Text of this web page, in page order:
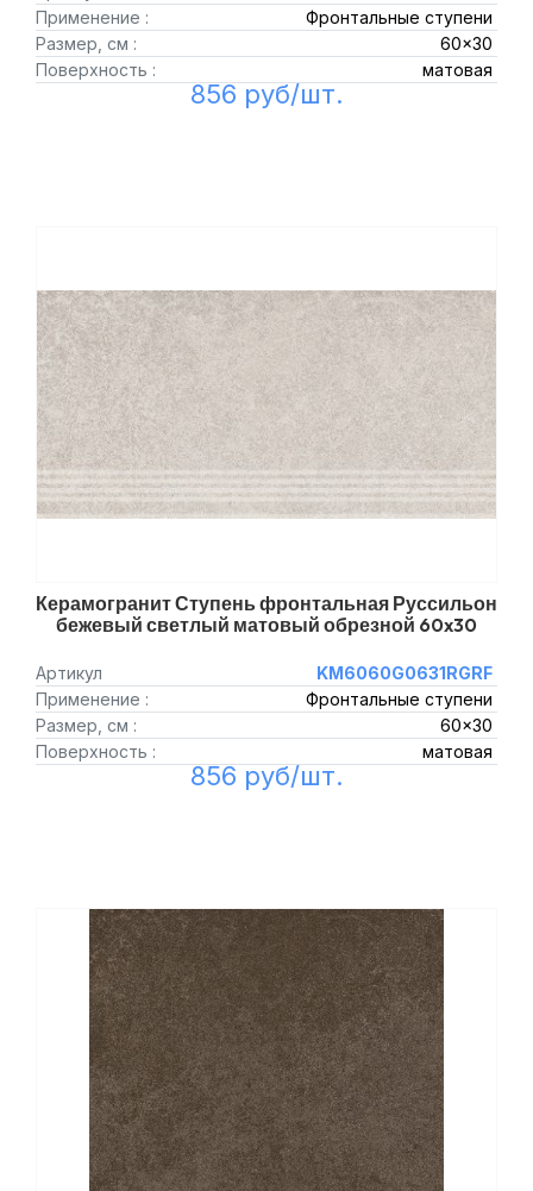
Применение :
Фронтальные ступени
Размер, см :
60x30
Поверхность :
матовая
856 руб/шт.
Керамогранит Ступень фронтальная Руссильон
бежевый светлый матовый обрезной 60x30
Артикул
KM6060G0631RGRF
Применение :
Фронтальные ступени
Размер, см :
60x30
Поверхность :
матовая
856 руб/шт.